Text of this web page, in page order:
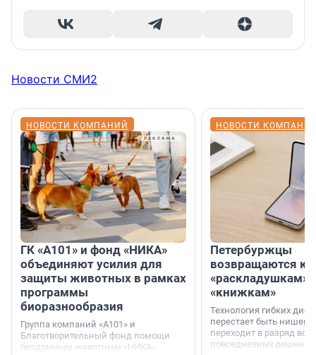
Новости СМИ2
НОВОСТИ КОМПАНИЙ
ГК «А101» и фонд «НИКА»
объединяют усилия для
защиты животных в рамках
программы
биоразнообразия
Группа компаний «А101» и
Благотворительный фонд помощи
бездомным животным «НИКА»
НОВОСТИ
Петербуржцы
возвращаются к
«раскладушкам»
«книжкам»
Технология гибких
перестает быть
переходит в разряд
повседневных